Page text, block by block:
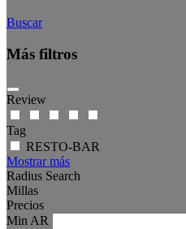
Buscar
Más filtros
Review
Tag
RESTO-BAR
Mostrar más
Radius Search
Millas
Precios
Min AR